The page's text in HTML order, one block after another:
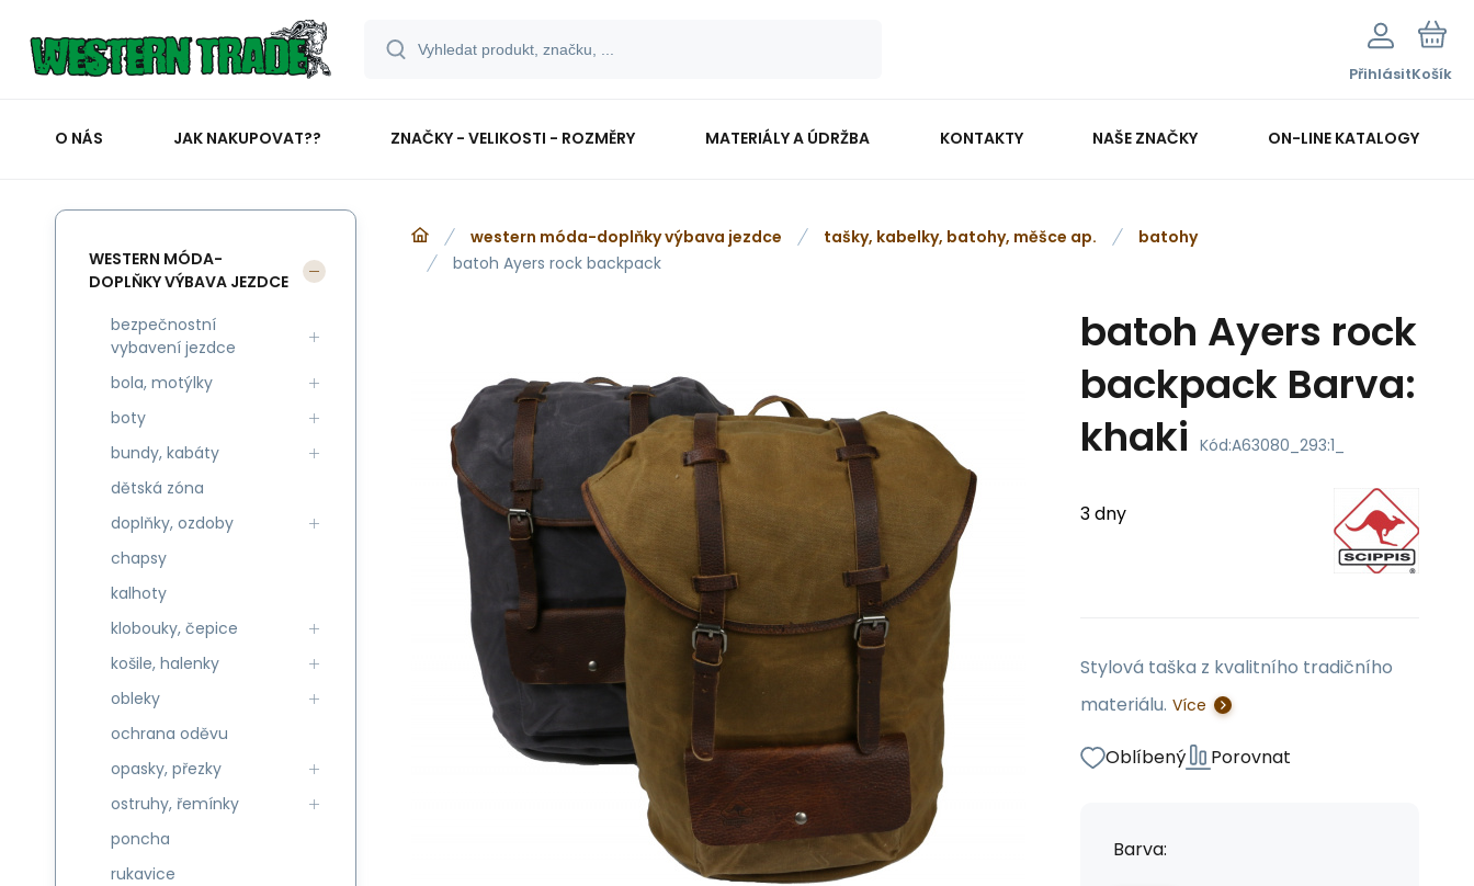
PřihlásitKošík
O NÁS JAK NAKUPOVAT?? ZNAČKY - VELIKOSTI - ROZMĚRY MATERIÁLY A ÚDRŽBA KONTAKTY NAŠE ZNAČKY ON-LINE KATALOGY
western móda-doplňky výbava jezdce tašky, kabelky, batohy, měšce ap.
batohy
batoh Ayers rock backpack
batoh Ayers rock
backpack Barva:
khaki Kód:A63080_293:1_
3 dny
Stylová taška z kvalitního tradičního
materiálu. Více
Oblíbený Porovnat
Barva:
WESTERN MÓDA-
DOPLŇKY VÝBAVA JEZDCE
bezpečnostní
vybavení jezdce
bola, motýlky
boty
bundy, kabáty
dětská zóna
doplňky, ozdoby
chapsy
kalhoty
klobouky, čepice
košile, halenky
obleky
ochrana oděvu
opasky, přezky
ostruhy, řemínky
poncha
rukavice